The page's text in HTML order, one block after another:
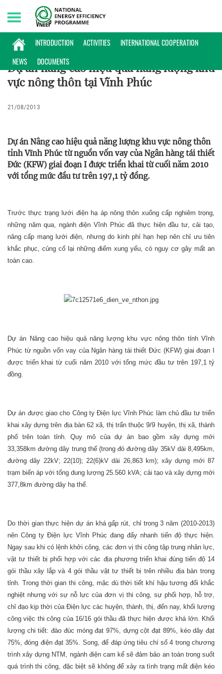
INTRODUCTION ACTIVITIES
INTERNATIONAL COOPERATION
NEWS
DOCUMENTS
Thursday, 06/08/2026 | 10:52 GMT+7
PHỔ BIẾN KIẾN THỨC
Dự án nâng cao hiệu quả năng lượng khu
vực nông thôn tại Vĩnh Phúc
21/08/2013
Dự án Nâng cao hiệu quả năng lượng khu vực nông thôn
tỉnh Vĩnh Phúc từ nguồn vốn vay của Ngân hàng tái thiết
Đức (KFW) giai đoạn I được triển khai từ cuối năm 2010
với tổng mức đầu tư trên 197,1 tỷ đồng.
Trước thực trạng lưới điện hạ áp nông thôn xuống cấp nghiêm trọng,
những năm qua, ngành điện Vĩnh Phúc đã thực hiện đầu tư, cải tạo,
nâng cấp mạng lưới điện, nhưng do kinh phí hạn hẹp nên chỉ ưu tiên
khắc phục, củng cố lại những điểm xung yếu, có nguy cơ gây mất an
toàn cao.
Dự án Nâng cao hiệu quả năng lượng khu vực nông thôn tỉnh Vĩnh
Phúc từ nguồn vốn vay của Ngân hàng tái thiết Đức (KFW) giai đoạn I
được triển khai từ cuối năm 2010 với tổng mức đầu tư trên 197,1 tỷ
đồng.
Dự án được giao cho Công ty Điện lực Vĩnh Phúc làm chủ đầu tư triển
khai xây dựng trên địa bàn 62 xã, thị trấn thuộc 9/9 huyện, thị xã, thành
phố trên toàn tỉnh. Quy mô của dự án bao gồm xây dựng mới
33,358km đường dây trung thế (trong đó đường dây 35kV dài 8,495km,
đường dây 22kV; 22(10); 22(6)kV dài 26,863 km); xây dựng mới 87
trạm biến áp với tổng dung lượng 25.560 kVA; cải tạo và xây dựng mới
377,8km đường dây hạ thế.
Do thời gian thực hiện dự án khá gấp rút, chỉ trong 3 năm (2010-2013)
nên Công ty Điện lực Vĩnh Phúc đang đẩy nhanh tiến độ thực hiện.
Ngay sau khi có lệnh khởi công, các đơn vị thi công tập trung nhân lực,
vật tư thiết bị phối hợp với các địa phương triển khai đúng tiến độ 14
gói thầu xây lắp và 4 gói thầu vật tư thiết bị trên nhiều địa bàn trong
tỉnh. Trong thời gian thi công, mặc dù thời tiết khí hậu tương đối khắc
nghiệt nhưng với sự nỗ lực của đơn vị thi công, sự phối hợp, hỗ trợ,
chỉ đạo kịp thời của Điện lực các huyện, thành, thị, đến nay, khối lượng
công việc thi công của 16/16 gói thầu đã thực hiện được khá lớn. Khối
lượng chi tiết: đào đúc móng đạt 97%, dựng cột đạt 89%, kéo dây đạt
75%, đóng điện đạt 35%. Song, để đáp ứng tiêu chí số 4 trong chương
trình xây dựng NTM, ngành điện cam kế sẽ đảm bảo an toàn trong suốt
quá trình thi công, đặc biệt sẽ không để xảy ra tình trạng mất điện kéo